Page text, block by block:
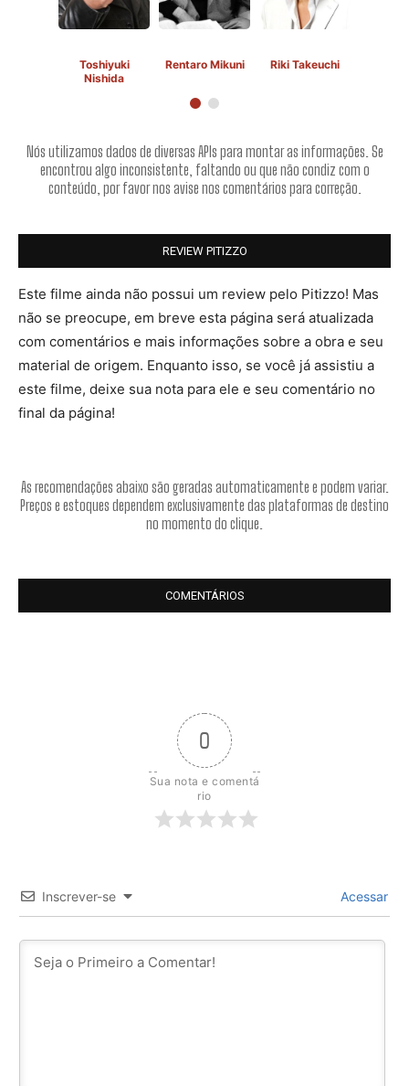
Toshiyuki
Nishida
Rentaro Mikuni Riki Takeuchi
Nós utilizamos dados de diversas APIs para montar as informações. Se
encontrou algo inconsistente, faltando ou que não condiz com o
conteúdo, por favor nos avise nos comentários para correção.
REVIEW PITIZZO
Este filme ainda não possui um review pelo Pitizzo! Mas
não se preocupe, em breve esta página será atualizada
com comentários e mais informações sobre a obra e seu
material de origem. Enquanto isso, se você já assistiu a
este filme, deixe sua nota para ele e seu comentário no
final da página!
As recomendações abaixo são geradas automaticamente e podem variar.
Preços e estoques dependem exclusivamente das plataformas de destino
no momento do clique.
COMENTÁRIOS
0
Sua nota e comentá
rio
Inscrever-se Acessar